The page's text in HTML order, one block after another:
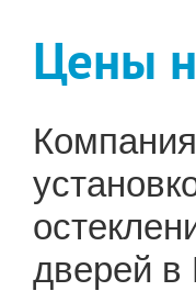
Цены
дверей в